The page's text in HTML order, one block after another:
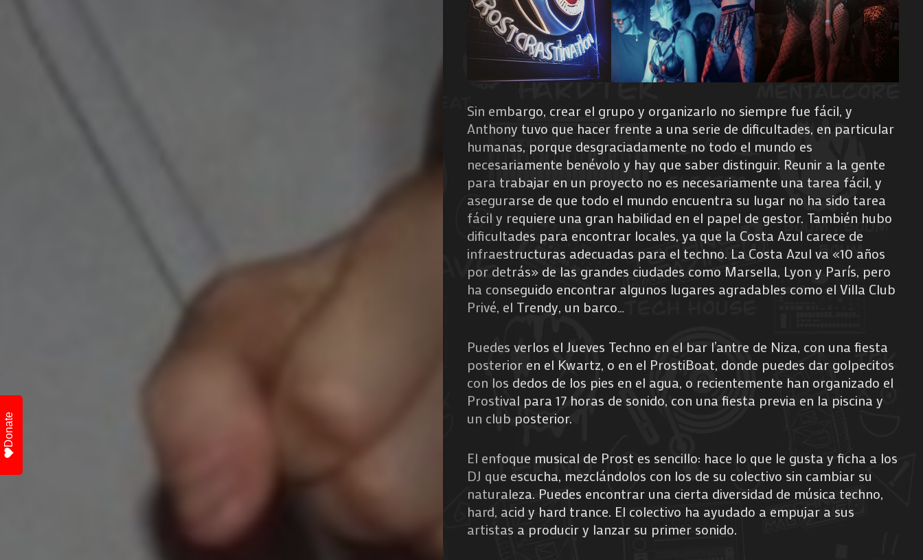
Agenda
Galerie
Photos
Magazine
À
Propos
de
Nous
Search
Sin embargo, crear el grupo y organizarlo no siempre fue fácil, y
Anthony tuvo que hacer frente a una serie de dificultades, en particular
humanas, porque desgraciadamente no todo el mundo es
necesariamente benévolo y hay que saber distinguir. Reunir a la gente
para trabajar en un proyecto no es necesariamente una tarea fácil, y
asegurarse de que todo el mundo encuentra su lugar no ha sido tarea
fácil y requiere una gran habilidad en el papel de gestor. También hubo
dificultades para encontrar locales, ya que la Costa Azul carece de
infraestructuras adecuadas para el techno. La Costa Azul va «10 años
por detrás» de las grandes ciudades como Marsella, Lyon y París, pero
ha conseguido encontrar algunos lugares agradables como el Villa Club
Privé, el Trendy, un barco…
Puedes verlos el Jueves Techno en el bar l’antre de Niza, con una fiesta
posterior en el Kwartz, o en el ProstiBoat, donde puedes dar golpecitos
con los dedos de los pies en el agua, o recientemente han organizado el
Prostival para 17 horas de sonido, con una fiesta previa en la piscina y
un club posterior.
El enfoque musical de Prost es sencillo: hace lo que le gusta y ficha a los
DJ que escucha, mezclándolos con los de su colectivo sin cambiar su
naturaleza. Puedes encontrar una cierta diversidad de música techno,
hard, acid y hard trance. El colectivo ha ayudado a empujar a sus
artistas a producir y lanzar su primer sonido.
Donate